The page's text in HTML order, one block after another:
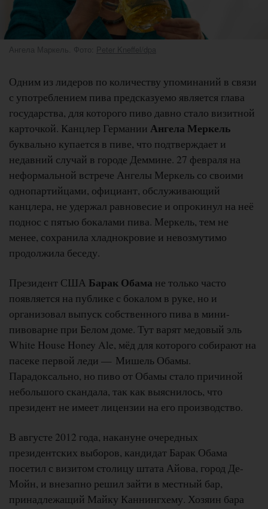
Ангела Маркель. Фото: Peter Kneffel/dpa
Одним из лидеров по количеству упоминаний в связи
с употреблением пива предсказуемо является глава
государства, для которого пиво давно стало визитной
карточкой. Канцлер Германии Ангела Меркель
буквально купается в пиве, что подтверждает и
недавний случай в городе Деммине. 27 февраля на
неформальной встрече Ангелы Меркель со своими
однопартийцами, официант, обслуживающий
канцлера, не удержал равновесие и опрокинул на неё
поднос с пятью бокалами пива. Меркель, тем не
менее, сохранила хладнокровие и невозмутимо
продолжила беседу.
Президент США Барак Обама не только часто
появляется на публике с бокалом в руке, но и
организовал выпуск собственного пива в мини-
пивоварне при Белом доме. Тут варят медовый эль
White House Honey Ale, мёд для которого собирают на
пасеке первой леди — Мишель Обамы.
Парадоксально, но пиво от Обамы стало причиной
небольшого скандала, так как выяснилось, что
президент не имеет лицензии на его производство.
В августе 2012 года, накануне очередных
президентских выборов, кандидат Барак Обама
посетил с визитом столицу штата Айова, город Де-
Мойн, и внезапно решил зайти в местный бар,
принадлежащий Майку Каннингхему. Хозяин бара